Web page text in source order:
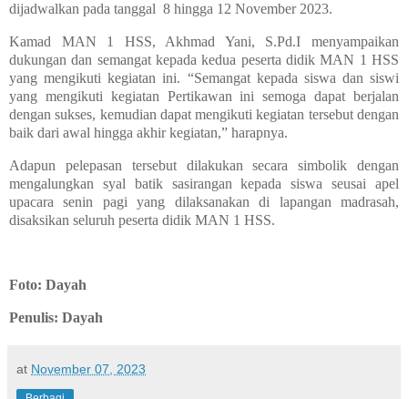
dijadwalkan pada tanggal 8 hingga 12 November 2023.
Kamad MAN 1 HSS, Akhmad Yani, S.Pd.I menyampaikan
dukungan dan semangat kepada kedua peserta didik MAN 1 HSS
yang mengikuti kegiatan ini. “Semangat kepada siswa dan siswi
yang mengikuti kegiatan Pertikawan ini semoga dapat berjalan
dengan sukses, kemudian dapat mengikuti kegiatan tersebut dengan
baik dari awal hingga akhir kegiatan,” harapnya.
Adapun pelepasan tersebut dilakukan secara simbolik dengan
mengalungkan syal batik sasirangan kepada siswa seusai apel
upacara senin pagi yang dilaksanakan di lapangan madrasah,
disaksikan seluruh peserta didik MAN 1 HSS.
Foto: Dayah
Penulis: Dayah
at November 07, 2023